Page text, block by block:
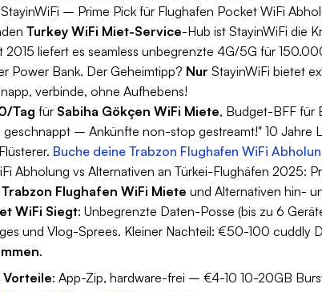
– Prime Pick für Flughafen Pocket WiFi
Turkey WiFi Miet-Service-Hub ist StayinWiFi die
2015 liefert es seamless unbegrenzte 4G/5G für
Power Bank. Der Geheimtipp? Nur StayinWiFi bietet
verbinde, ohne Aufhebens!
Tag für Sabiha Gökçen WiFi Miete, Budget-BFF für
geschnappt – Ankünfte non-stop gestreamt!" 10 Jahre
Buche deine Trabzon Flughafen WiFi
Abholung vs Alternativen an Türkei-Flughäfen 2025:
Trabzon Flughafen WiFi Miete und Alternativen hin-
WiFi Siegt: Unbegrenzte Daten-Posse (bis zu 6
und Vlog-Sprees. Kleiner Nachteil: €50-100 cuddly
.
Vorteile: App-Zip, hardware-frei – €4-10 10-20GB